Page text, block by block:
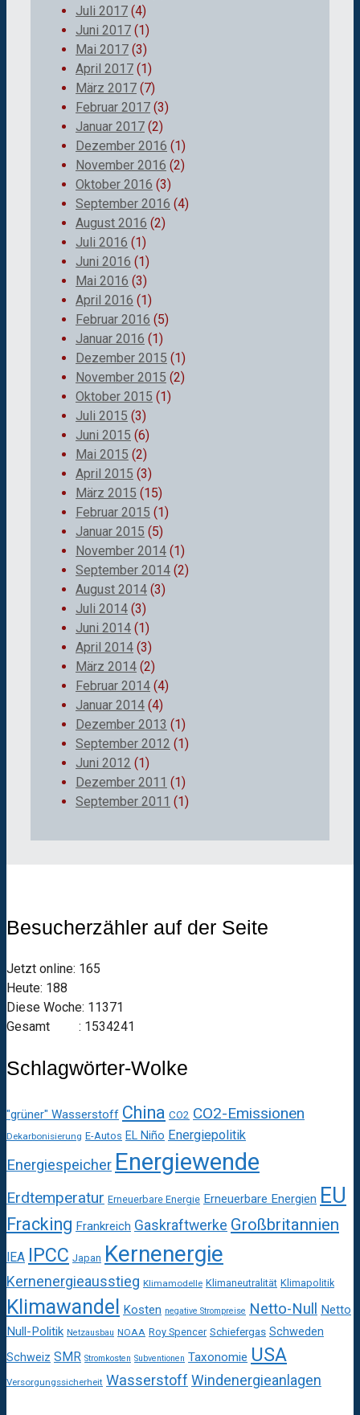
Juli 2017 (4)
Juni 2017 (1)
Mai 2017 (3)
April 2017 (1)
März 2017 (7)
Februar 2017 (3)
Januar 2017 (2)
Dezember 2016 (1)
November 2016 (2)
Oktober 2016 (3)
September 2016 (4)
August 2016 (2)
Juli 2016 (1)
Juni 2016 (1)
Mai 2016 (3)
April 2016 (1)
Februar 2016 (5)
Januar 2016 (1)
Dezember 2015 (1)
November 2015 (2)
Oktober 2015 (1)
Juli 2015 (3)
Juni 2015 (6)
Mai 2015 (2)
April 2015 (3)
März 2015 (15)
Februar 2015 (1)
Januar 2015 (5)
November 2014 (1)
September 2014 (2)
August 2014 (3)
Juli 2014 (3)
Juni 2014 (1)
April 2014 (3)
März 2014 (2)
Februar 2014 (4)
Januar 2014 (4)
Dezember 2013 (1)
September 2012 (1)
Juni 2012 (1)
Dezember 2011 (1)
September 2011 (1)
Besucherzähler auf der Seite
Jetzt online: 165
Heute: 188
Diese Woche: 11371
Gesamt : 1534241
Schlagwörter-Wolke
"grüner" Wasserstoff China CO2 CO2-Emissionen
Dekarbonisierung E-Autos EL Niño Energiepolitik
Energiespeicher Energiewende
Erdtemperatur Erneuerbare Energie Erneuerbare Energien EU
Fracking Frankreich Gaskraftwerke Großbritannien
IEA IPCC Japan Kernenergie
Kernenergieausstieg Klimamodelle Klimaneutralität Klimapolitik
Klimawandel Kosten negative Strompreise Netto-Null Netto
Null-Politik Netzausbau NOAA Roy Spencer Schiefergas Schweden
Schweiz SMR Stromkosten Subventionen Taxonomie USA
Versorgungssicherheit Wasserstoff Windenergieanlagen